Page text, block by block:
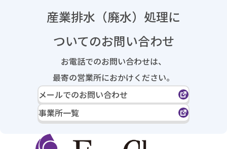
産業排水（廃水）処理に
ついてのお問い合わせ
お電話でのお問い合わせは、
最寄の営業所におかけください。
メールでのお問い合わせ
事業所一覧